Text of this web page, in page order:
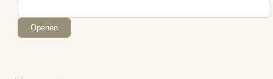
Openen